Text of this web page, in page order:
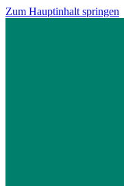
Zum Hauptinhalt springen